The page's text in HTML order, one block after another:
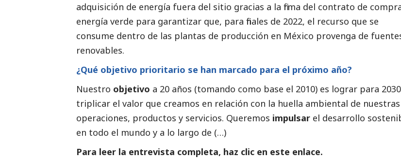
adquisición de energía fuera del sitio gracias a la firma del contrato de
energía verde para garantizar que, para finales de 2022, el recurso que se
consume dentro de las plantas de producción en México provenga de
renovables.
¿Qué objetivo prioritario se han marcado para el próximo año?
Nuestro objetivo a 20 años (tomando como base el 2010) es lograr para 2030
triplicar el valor que creamos en relación con la huella ambiental de nuestras
operaciones, productos y servicios. Queremos impulsar el desarrollo
en todo el mundo y a lo largo de (…)
Para leer la entrevista completa, haz clic en este enlace.